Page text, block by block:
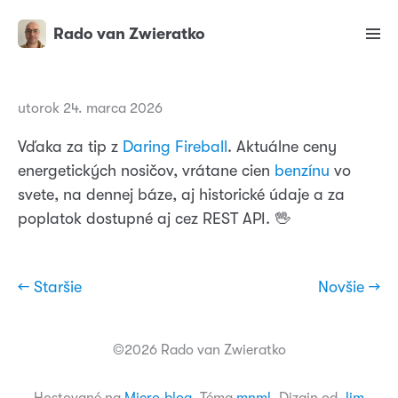
Rado van Zwieratko
utorok 24. marca 2026
Vďaka za tip z Daring Fireball . Aktuálne ceny
energetických nosičov, vrátane cien benzínu vo
svete, na dennej báze, aj historické údaje a za
poplatok dostupné aj cez REST API. 🖖
← Staršie Novšie →
©2026 Rado van Zwieratko